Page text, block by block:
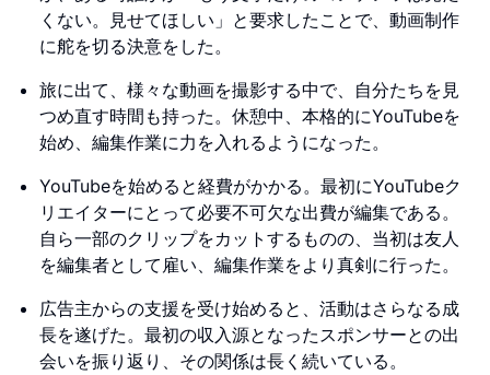
くない。見せてほしい」と要求したことで、動画制作
に舵を切る決意をした。
旅に出て、様々な動画を撮影する中で、自分たちを見
つめ直す時間も持った。休憩中、本格的にYouTubeを
始め、編集作業に力を入れるようになった。
YouTubeを始めると経費がかかる。最初にYouTubeク
リエイターにとって必要不可欠な出費が編集である。
自ら一部のクリップをカットするものの、当初は友人
を編集者として雇い、編集作業をより真剣に行った。
広告主からの支援を受け始めると、活動はさらなる成
長を遂げた。最初の収入源となったスポンサーとの出
会いを振り返り、その関係は長く続いている。